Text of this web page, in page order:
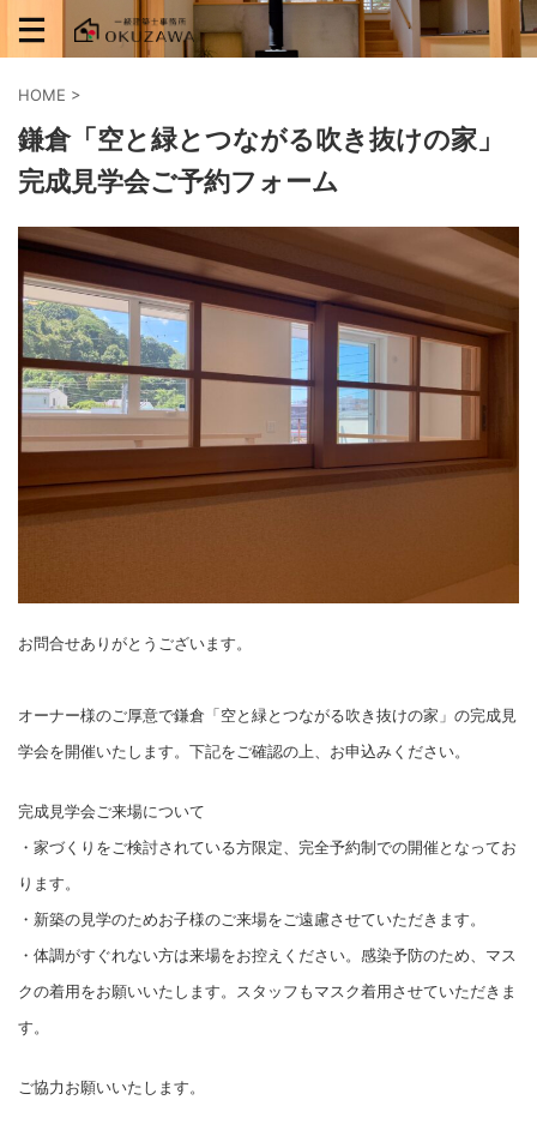
HOME >
鎌倉「空と緑とつながる吹き抜けの家」
完成見学会ご予約フォーム
お問合せありがとうございます。
オーナー様のご厚意で鎌倉「空と緑とつながる吹き抜けの家」の完成見
学会を開催いたします。下記をご確認の上、お申込みください。
完成見学会ご来場について
・家づくりをご検討されている方限定、完全予約制での開催となってお
ります。
・新築の見学のためお子様のご来場をご遠慮させていただきます。
・体調がすぐれない方は来場をお控えください。感染予防のため、マス
クの着用をお願いいたします。スタッフもマスク着用させていただきま
す。
ご協力お願いいたします。